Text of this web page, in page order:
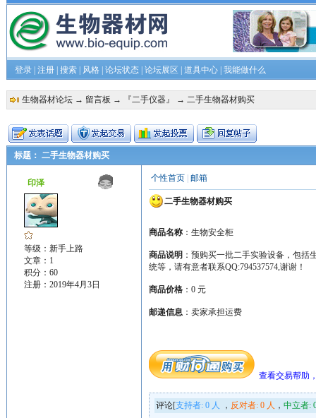
登录| 注册| 搜索| 风格| 论坛状态| 论坛展区 道具中心| 我能做什么
生物器材论坛→ 留言板 → 『二手仪器』 → 二手生物器材购买
标题： 二手生物器材购买
印泽
等级：新手上路
文章：1
积分：60
注册：2019年4月3日
个性首页| 邮箱
二手生物器材购买
商品名称：生物安全柜
商品说明 ：预购买一批二手实验设备，包
统等，请有意者联系QQ:794537574,谢谢！
商品价格：0 元
邮递信息：卖家承担运费
查看交易帮助
评论[支持者: 0人 ， 反对者: 0人 ， 中立者: